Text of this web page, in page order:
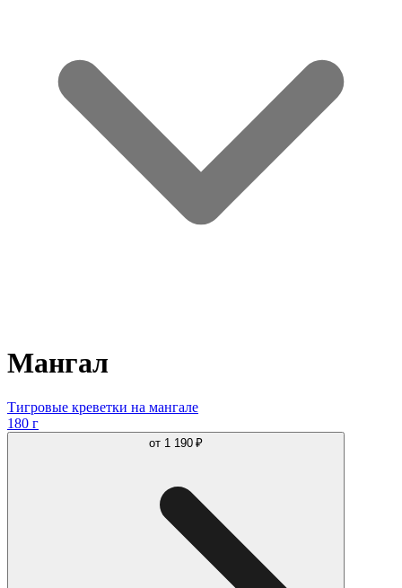
Мангал
Тигровые креветки на мангале
180 г
от 1 190 ₽